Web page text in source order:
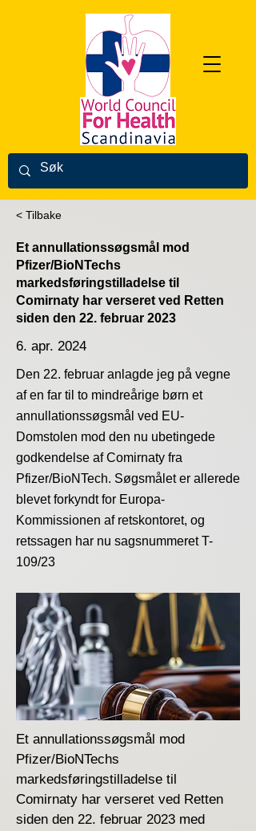
< Tilbake
Et annullationssøgsmål mod
Pfizer/BioNTechs
markedsføringstilladelse til
Comirnaty har verseret ved Retten
siden den 22. februar 2023
6. apr. 2024
Den 22. februar anlagde jeg på vegne
af en far til to mindreårige børn et
annullationssøgsmål ved EU-
Domstolen mod den nu ubetingede
godkendelse af Comirnaty fra
Pfizer/BioNTech. Søgsmålet er allerede
blevet forkyndt for Europa-
Kommissionen af retskontoret, og
retssagen har nu sagsnummeret T-
109/23
Et annullationssøgsmål mod
Pfizer/BioNTechs
markedsføringstilladelse til
Comirnaty har verseret ved Retten
siden den 22. februar 2023 med